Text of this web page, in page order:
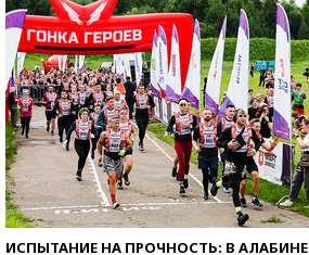
ИСПЫТАНИЕ НА ПРОЧНОСТЬ: В АЛАБИНЕ